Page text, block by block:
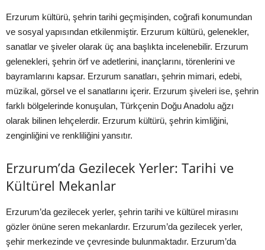
Erzurum kültürü, şehrin tarihi geçmişinden, coğrafi konumundan
ve sosyal yapısından etkilenmiştir. Erzurum kültürü, gelenekler,
sanatlar ve şiveler olarak üç ana başlıkta incelenebilir. Erzurum
gelenekleri, şehrin örf ve adetlerini, inançlarını, törenlerini ve
bayramlarını kapsar. Erzurum sanatları, şehrin mimari, edebi,
müzikal, görsel ve el sanatlarını içerir. Erzurum şiveleri ise, şehrin
farklı bölgelerinde konuşulan, Türkçenin Doğu Anadolu ağzı
olarak bilinen lehçelerdir. Erzurum kültürü, şehrin kimliğini,
zenginliğini ve renkliliğini yansıtır.
Erzurum’da Gezilecek Yerler: Tarihi ve
Kültürel Mekanlar
Erzurum’da gezilecek yerler, şehrin tarihi ve kültürel mirasını
gözler önüne seren mekanlardır. Erzurum’da gezilecek yerler,
şehir merkezinde ve çevresinde bulunmaktadır. Erzurum’da